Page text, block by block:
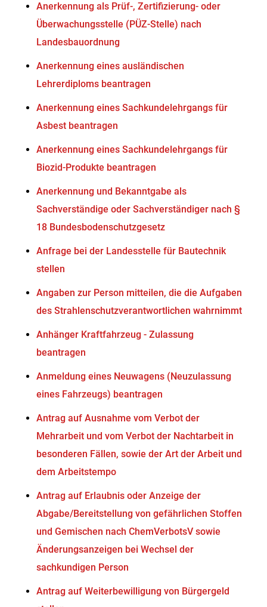
Anerkennung als Prüf-, Zertifizierung- oder
Überwachungsstelle (PÜZ-Stelle) nach
Landesbauordnung
Anerkennung eines ausländischen
Lehrerdiploms beantragen
Anerkennung eines Sachkundelehrgangs für
Asbest beantragen
Anerkennung eines Sachkundelehrgangs für
Biozid-Produkte beantragen
Anerkennung und Bekanntgabe als
Sachverständige oder Sachverständiger nach §
18 Bundesbodenschutzgesetz
Anfrage bei der Landesstelle für Bautechnik
stellen
Angaben zur Person mitteilen, die die Aufgaben
des Strahlenschutzverantwortlichen wahrnimmt
Anhänger Kraftfahrzeug - Zulassung
beantragen
Anmeldung eines Neuwagens (Neuzulassung
eines Fahrzeugs) beantragen
Antrag auf Ausnahme vom Verbot der
Mehrarbeit und vom Verbot der Nachtarbeit in
besonderen Fällen, sowie der Art der Arbeit und
dem Arbeitstempo
Antrag auf Erlaubnis oder Anzeige der
Abgabe/Bereitstellung von gefährlichen Stoffen
und Gemischen nach ChemVerbotsV sowie
Änderungsanzeigen bei Wechsel der
sachkundigen Person
Antrag auf Weiterbewilligung von Bürgergeld